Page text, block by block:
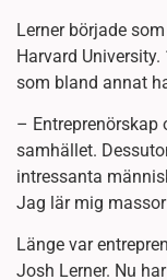
Lerner började
Harvard
som bland annat
– Entreprenörskap
samhället.
intressanta
Jag lär mig
Länge var
Josh Lerner. Nu